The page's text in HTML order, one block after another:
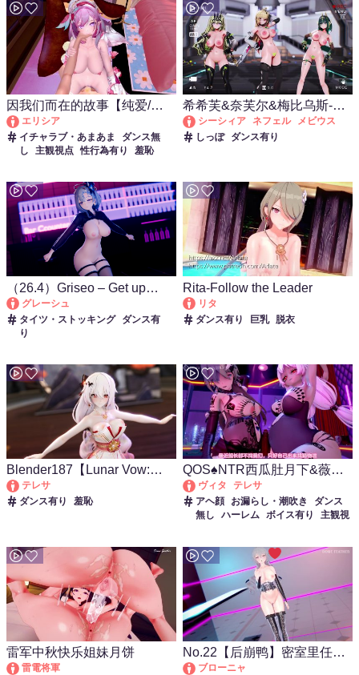
因我们而在的故事【纯爱/第
一人称/Elysia/爱莉希雅】
エリシア
イチャラブ・あまあま
ダンス無
し
主観視点 性行為有り 羞恥
希希芙&奈芙尔&梅比乌斯-
Step(Cissia&Nefer&Mobius)
シーシィア ネフェル
メビウス
しっぽ
ダンス有り
（26.4）Griseo – Get up
move – Vertical
グレーシュ
タイツ・ストッキング
ダンス有
り
Rita-Follow the Leader
リタ
ダンス有り
巨乳 脱衣
Blender187【Lunar Vow:
Crimson Love（大月下）-你
的笑容真可爱】
テレサ
ダンス有り
羞恥
QOS♠NTR西瓜肚月下&薇塔
为舰长带绿帽
ヴィタ
テレサ
アヘ顔
お漏らし・潮吹き
ダンス
無し
ハーレム ボイス有り
主観視
淫乱
痴女・ビッチ 種付けプレス
素股
雷军中秋快乐姐妹月饼
雷電将軍
No.22【后崩鸭】密室里任人
摆布的木偶
ブローニャ